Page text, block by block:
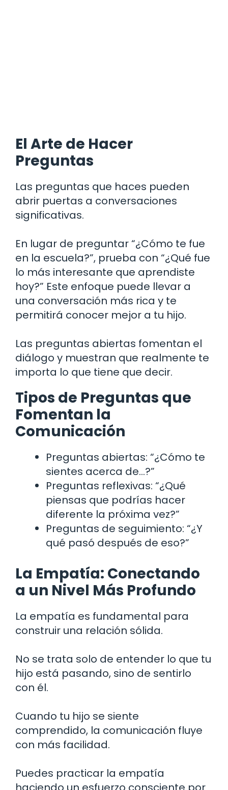
El Arte de Hacer
Preguntas
Las preguntas que haces pueden
abrir puertas a conversaciones
significativas.
En lugar de preguntar “¿Cómo te fue
en la escuela?”, prueba con “¿Qué fue
lo más interesante que aprendiste
hoy?” Este enfoque puede llevar a
una conversación más rica y te
permitirá conocer mejor a tu hijo.
Las preguntas abiertas fomentan el
diálogo y muestran que realmente te
importa lo que tiene que decir.
Tipos de Preguntas que
Fomentan la
Comunicación
Preguntas abiertas: “¿Cómo te
sientes acerca de…?”
Preguntas reflexivas: “¿Qué
piensas que podrías hacer
diferente la próxima vez?”
Preguntas de seguimiento: “¿Y
qué pasó después de eso?”
La Empatía: Conectando
a un Nivel Más Profundo
La empatía es fundamental para
construir una relación sólida.
No se trata solo de entender lo que tu
hijo está pasando, sino de sentirlo
con él.
Cuando tu hijo se siente
comprendido, la comunicación fluye
con más facilidad.
Puedes practicar la empatía